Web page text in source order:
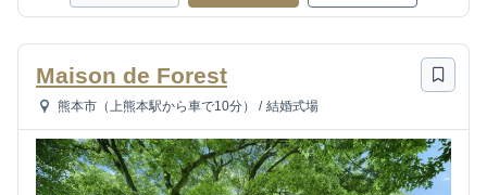
Maison de Forest
熊本市（上熊本駅から車で10分） / 結婚式場